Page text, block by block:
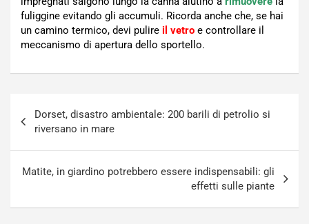
fuliggine evitando gli accumuli. Ricorda anche che, se hai
un camino termico, devi pulire il vetro e controllare il
meccanismo di apertura dello sportello.
articoli
Dorset, disastro ambientale: 200 barili di petrolio si
riversano in mare
Matite, in giardino potrebbero essere indispensabili: gli
effetti sulle piante